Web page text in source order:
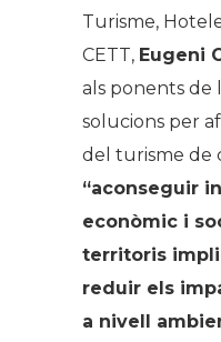
Turisme,
CETT, Eugeni
als ponents de
solucions per
del turisme de
“aconseguir
econòmic i
territoris
reduir els
a nivell